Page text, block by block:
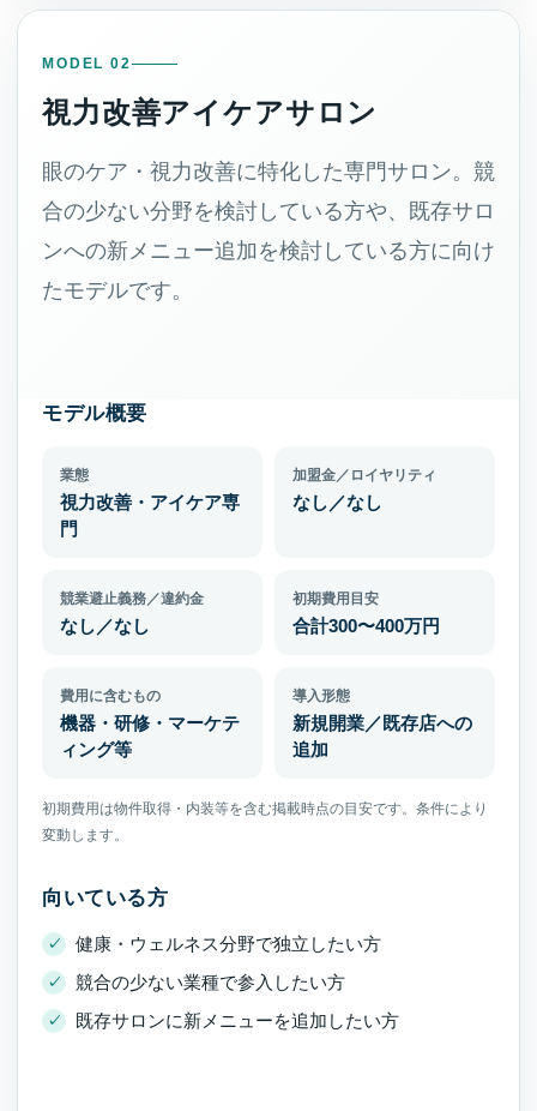
MODEL 02
視力改善アイケアサロン
眼のケア・視力改善に特化した専門サロン。競
合の少ない分野を検討している方や、既存サロ
ンへの新メニュー追加を検討している方に向け
たモデルです。
モデル概要
業態
視力改善・アイケア専
門
加盟金／ロイヤリティ
なし／なし
競業避止義務／違約金
なし／なし
初期費用目安
合計300〜400万円
費用に含むもの
機器・研修・マーケテ
ィング等
導入形態
新規開業／既存店への
追加
初期費用は物件取得・内装等を含む掲載時点の目安です。条件により
変動します。
向いている方
健康・ウェルネス分野で独立したい方
競合の少ない業種で参入したい方
既存サロンに新メニューを追加したい方